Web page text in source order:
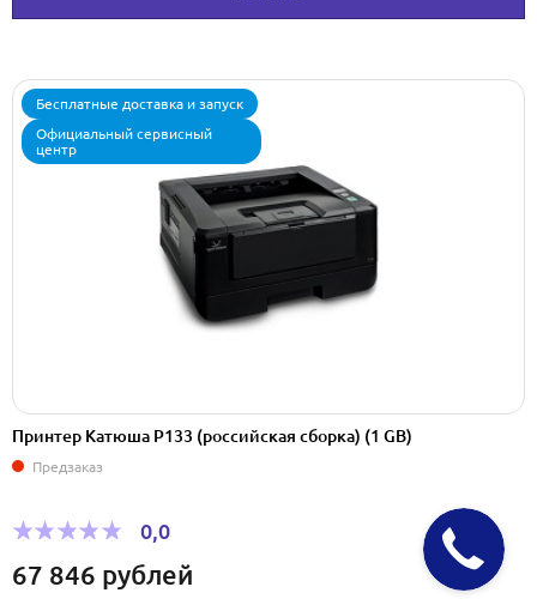
Бесплатные доставка и запуск
Официальный сервисный
центр
Принтер Катюша Р133 (pоссийская сборка) (1 GB)
Предзаказ
0,0
67 846 рублей